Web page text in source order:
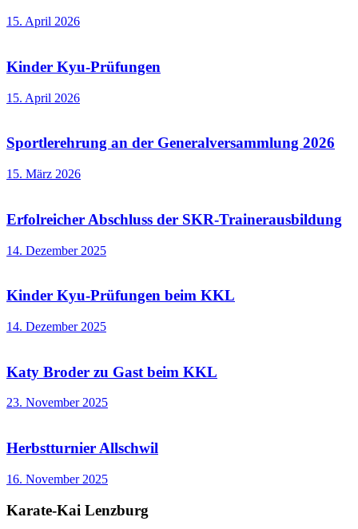
15. April 2026
Kinder Kyu-Prüfungen
15. April 2026
Sportlerehrung an der Generalversammlung 2026
15. März 2026
Erfolreicher Abschluss der SKR-Trainerausbildung
14. Dezember 2025
Kinder Kyu-Prüfungen beim KKL
14. Dezember 2025
Katy Broder zu Gast beim KKL
23. November 2025
Herbstturnier Allschwil
16. November 2025
Karate-Kai Lenzburg